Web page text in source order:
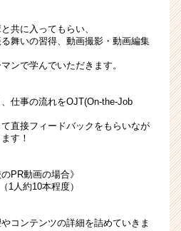
共に入ってもらい、
舞いの習得、動画撮影・動画編集
ンで学んでいただきます。
仕事の流れをOJT(On-the-Job
直接フィードバックをもらいなが
す！
PR動画の場合》
1⼈約10本程度）
コンテンツの詳細を詰めていきま